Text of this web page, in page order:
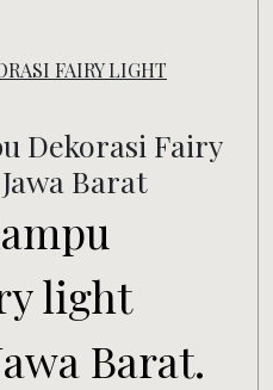
FAIRY LIGHT
Dekorasi Fairy
Barat
light
Barat.